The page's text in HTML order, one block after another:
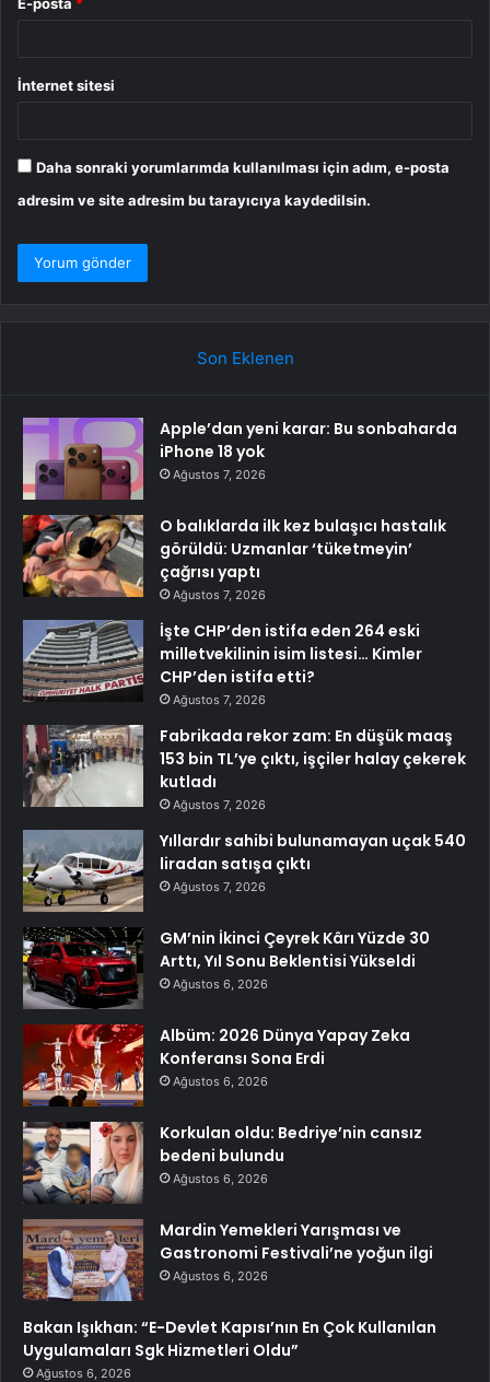
İnternet sitesi
Daha sonraki yorumlarımda kullanılması için adım, e-posta
adresim ve site adresim bu tarayıcıya kaydedilsin.
Son Eklenen
Apple’dan yeni karar: Bu sonbaharda
iPhone 18 yok
Ağustos 7, 2026
O balıklarda ilk kez bulaşıcı hastalık
görüldü: Uzmanlar ‘tüketmeyin’
çağrısı yaptı
Ağustos 7, 2026
İşte CHP’den istifa eden 264 eski
milletvekilinin isim listesi… Kimler
CHP’den istifa etti?
Ağustos 7, 2026
Fabrikada rekor zam: En düşük maaş
153 bin TL’ye çıktı, işçiler halay çekerek
kutladı
Ağustos 7, 2026
Yıllardır sahibi bulunamayan uçak 540
liradan satışa çıktı
Ağustos 7, 2026
GM’nin İkinci Çeyrek Kârı Yüzde 30
Arttı, Yıl Sonu Beklentisi Yükseldi
Ağustos 6, 2026
Albüm: 2026 Dünya Yapay Zeka
Konferansı Sona Erdi
Ağustos 6, 2026
Korkulan oldu: Bedriye’nin cansız
bedeni bulundu
Ağustos 6, 2026
Mardin Yemekleri Yarışması ve
Gastronomi Festivali’ne yoğun ilgi
Ağustos 6, 2026
Bakan Işıkhan: “E-Devlet Kapısı’nın En Çok Kullanılan
Uygulamaları Sgk Hizmetleri Oldu”
Ağustos 6, 2026